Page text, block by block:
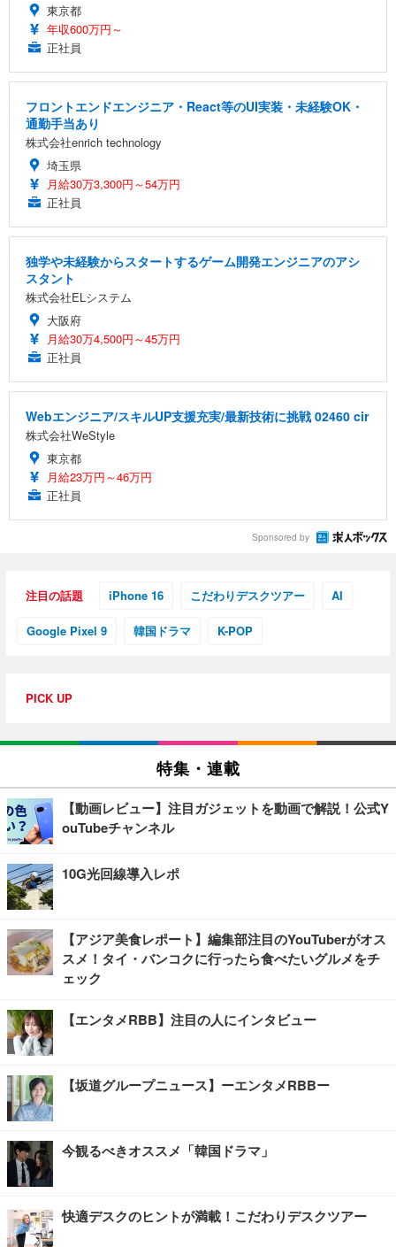
東京都
年収600万円～
正社員
フロントエンドエンジニア・React等のUI実装・未経験OK・
通勤手当あり
株式会社enrich technology
埼玉県
月給30万3,300円～54万円
正社員
独学や未経験からスタートするゲーム開発エンジニアのアシ
スタント
株式会社ELシステム
大阪府
月給30万4,500円～45万円
正社員
Webエンジニア/スキルUP支援充実/最新技術に挑戦 02460 cir
株式会社WeStyle
東京都
月給23万円～46万円
正社員
Sponsored by
注目の話題 iPhone 16 こだわりデスクツアー AI
Google Pixel 9 韓国ドラマ K-POP
PICK UP
特集・連載
【動画レビュー】注目ガジェットを動画で解説！公式Y
ouTubeチャンネル
10G光回線導入レポ
【アジア美食レポート】編集部注目のYouTuberがオス
スメ！タイ・バンコクに行ったら食べたいグルメをチ
ェック
【エンタメRBB】注目の人にインタビュー
【坂道グループニュース】ーエンタメRBBー
今観るべきオススメ「韓国ドラマ」
快適デスクのヒントが満載！こだわりデスクツアー